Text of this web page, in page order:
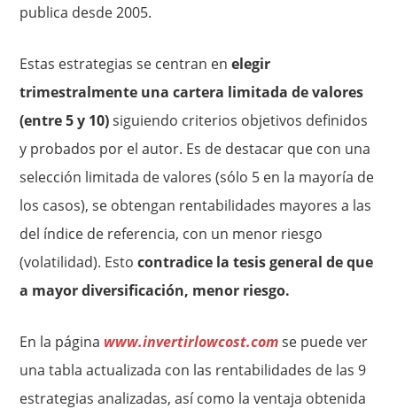
publica desde 2005.
Estas estrategias se centran enelegir
trimestralmente una cartera limitada de valores
(entre 5 y 10)siguiendo criterios objetivos definidos
y probados por el autor. Es de destacar que con una
selección limitada de valores (sólo 5 en la mayoría de
los casos), se obtengan rentabilidades mayores a las
del índice de referencia, con un menor riesgo
(volatilidad). Estocontradice la tesis general de que
a mayor diversificación, menor riesgo.
En la página www.invertirlowcost.comse puede ver
una tabla actualizada con las rentabilidades de las 9
estrategias analizadas, así como la ventaja obtenida